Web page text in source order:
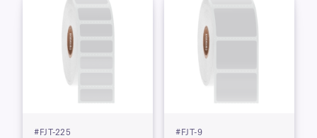
#FJT-225 #FJT-9